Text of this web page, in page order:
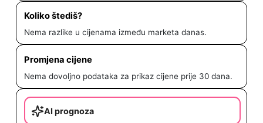
Koliko štediš?
Nema razlike u cijenama između marketa danas.
Promjena cijene
Nema dovoljno podataka za prikaz cijene prije 30 dana.
AI prognoza